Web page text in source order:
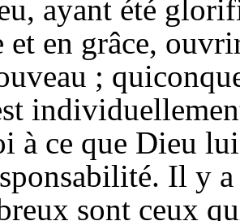
ayant été
et en grâce,
;
à ce que Dieu
Il y
sont ceux